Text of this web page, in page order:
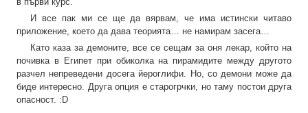
И все пак ми се ще да вярвам, че има истински читаво
приложение, което да дава теорията… не намирам засега…
Като каза за демоните, все се сещам за оня лекар, който на
почивка в Египет при обиколка на пирамидите между другото
разчел непреведени досега йероглифи. Но, со демони може да
биде интересно. Друга опция е старогрчки, но таму постои друга
опасност. :D